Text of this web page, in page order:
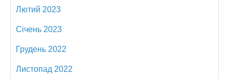
Лютий 2023
Січень 2023
Грудень 2022
Листопад 2022